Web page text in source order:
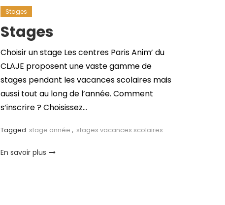
Stages
Stages
Choisir un stage Les centres Paris Anim’ du
CLAJE proposent une vaste gamme de
stages pendant les vacances scolaires mais
aussi tout au long de l’année. Comment
s’inscrire ? Choisissez…
Tagged stage année , stages vacances scolaires
En savoir plus